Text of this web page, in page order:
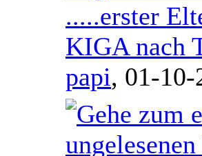
.....erster
KIGA nach
papi, 01-10-